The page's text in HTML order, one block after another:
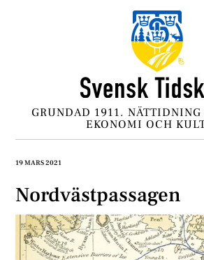
GRUNDAD 1911.
EKONOMI OCH
19 MARS 2021
Nordvästpassagen